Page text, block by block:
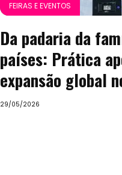
FEIRAS E EVENTOS
Da padaria da
países: Prática
expansão global
29/05/2026